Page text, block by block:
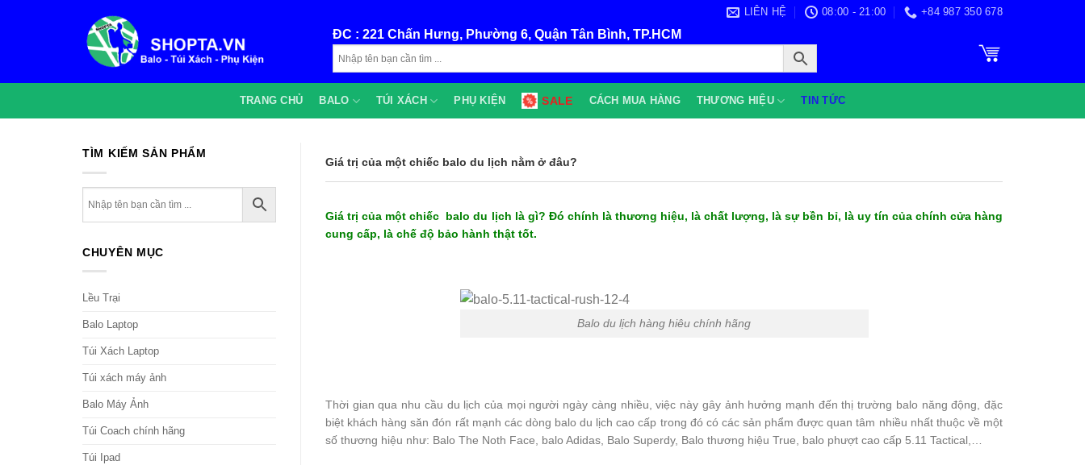
LIÊN HỆ 08:00 - 21:00 +84 987 350 678
ĐC : 221 Chấn Hưng, Phường 6, Quận Tân Bình, TP.HCM
TRANG CHỦ BALO TÚI XÁCH PHỤ KIỆN SALE CÁCH MUA HÀNG THƯƠNG HIỆU TIN TỨC
TÌM KIẾM SẢN PHẨM
CHUYÊN MỤC
Lều Trại
Balo Laptop
Túi Xách Laptop
Túi xách máy ảnh
Balo Máy Ảnh
Túi Coach chính hãng
Túi Ipad
Giá trị của một chiếc balo du lịch nằm ở đâu?
Giá trị của một chiếc balo du lịch là gì? Đó chính là thương hiệu, là chất lượng, là sự bền bỉ, là uy tín của chính cửa hàng
cung cấp, là chế độ bảo hành thật tốt.
Balo du lịch hàng hiêu chính hãng
Thời gian qua nhu cầu du lịch của mọi người ngày càng nhiều, việc này gây ảnh hưởng mạnh đến thị trường balo năng động, đặc
biệt khách hàng săn đón rất mạnh các dòng balo du lịch cao cấp trong đó có các sản phẩm được quan tâm nhiều nhất thuộc về một
số thương hiệu như: Balo The Noth Face, balo Adidas, Balo Superdy, Balo thương hiệu True, balo phượt cao cấp 5.11 Tactical,…